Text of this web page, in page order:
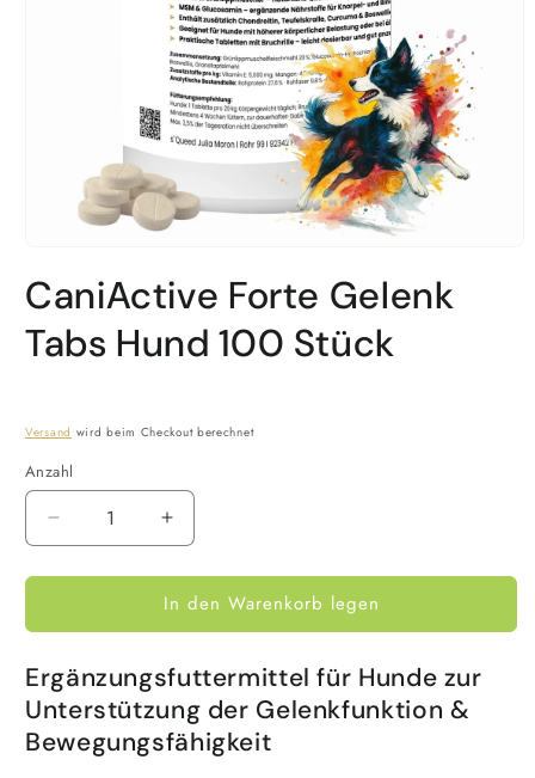
in
Modal
öffnen
CaniActive Forte Gelenk
Tabs Hund 100 Stück
Versand wird beim Checkout berechnet
Anzahl
Anzahl
Verringere
die
Menge
CaniActive
Gelenk
Tabs
100
Erhöhe
die
Menge
für
CaniActive
Gelenk
Tabs
Hund
100
In den Warenkorb legen
Ergänzungsfuttermittel für Hunde zur
Unterstützung der Gelenkfunktion &
Bewegungsfähigkeit